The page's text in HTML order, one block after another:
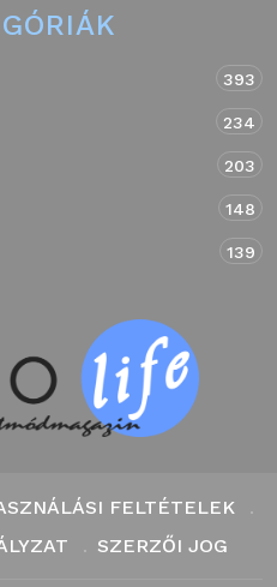
393
234
203
148
139
FELTÉTELEK
SZERZŐI JOG